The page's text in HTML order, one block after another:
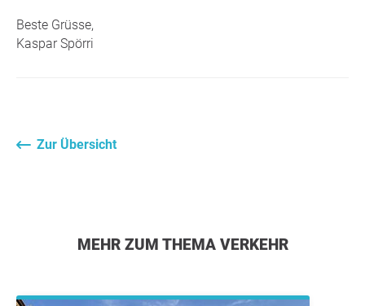
Beste Grüsse,
Kaspar Spörri
Zur Übersicht
MEHR ZUM THEMA VERKEHR